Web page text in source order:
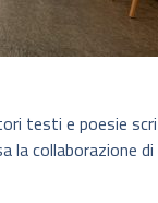
testi e poesie
collaborazione